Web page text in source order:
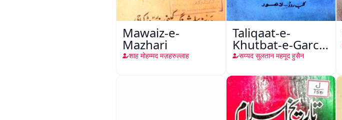
Mawaiz-e-
Mazhari
शाह मोहम्मद मज़हरुल्लाह
Taliqaat-e-
Khutbat-e-Garcin
de Tassy
सय्यद सुलतान महमूद हुसैन